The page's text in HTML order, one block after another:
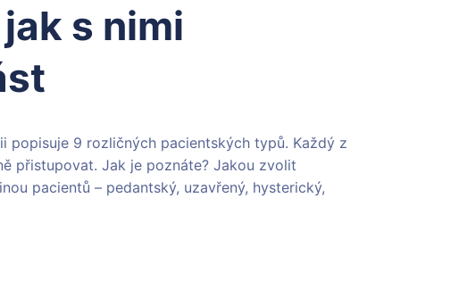
s nimi
popisuje 9 rozličných pacientských typů. Každý z
přistupovat. Jak je poznáte? Jakou zvolit
pacientů – pedantský, uzavřený, hysterický,